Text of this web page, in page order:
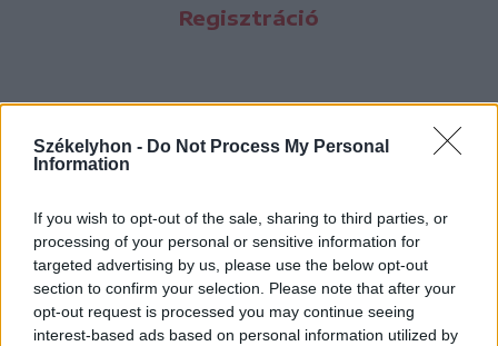
Székelyhon - Do Not Process My Personal
Information
If you wish to opt-out of the sale, sharing to third parties, or
processing of your personal or sensitive information for
targeted advertising by us, please use the below opt-out
section to confirm your selection. Please note that after your
opt-out request is processed you may continue seeing
interest-based ads based on personal information utilized by
Regisztráció
Hasznos